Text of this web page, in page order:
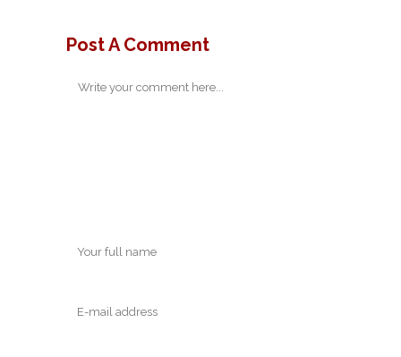
Post A Comment